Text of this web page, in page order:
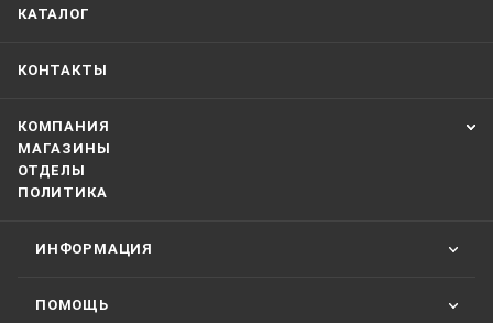
КАТАЛОГ
КОНТАКТЫ
КОМПАНИЯ
МАГАЗИНЫ
ОТДЕЛЫ
ПОЛИТИКА
ИНФОРМАЦИЯ
ПОМОЩЬ